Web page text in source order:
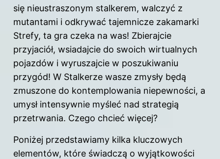
się nieustraszonym stalkerem, walczyć z
mutantami i odkrywać tajemnicze zakamarki
Strefy, ta gra czeka na was! Zbierajcie
przyjaciół, wsiadajcie do swoich wirtualnych
pojazdów i wyruszajcie w poszukiwaniu
przygód! W Stalkerze wasze zmysły będą
zmuszone do kontemplowania niepewności, a
umysł intensywnie myśleć nad strategią
przetrwania. Czego chcieć więcej?
Poniżej przedstawiamy kilka kluczowych
elementów, które świadczą o wyjątkowości